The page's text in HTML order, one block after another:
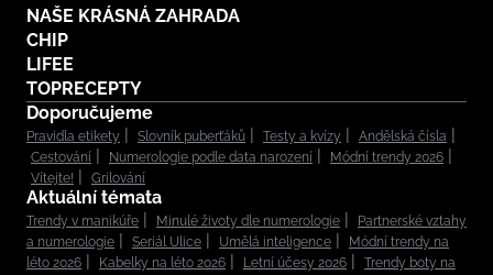
NAŠE KRÁSNÁ ZAHRADA
CHIP
LIFEE
TOPRECEPTY
Doporučujeme
Pravidla etikety Slovník puberťáků Testy a kvízy
Andělská čísla
Cestování
Numerologie podle data narození
Módní trendy 2026
Vítejte!
Grilování
Aktuální témata
Trendy v manikúře Minulé životy dle numerologie
Partnerské vztahy
a numerologie
Seriál Ulice Umělá inteligence
Módní trendy na
léto 2026
Kabelky na léto 2026 Letní účesy 2026
Trendy boty na